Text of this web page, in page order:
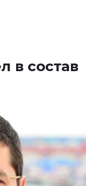
в состав